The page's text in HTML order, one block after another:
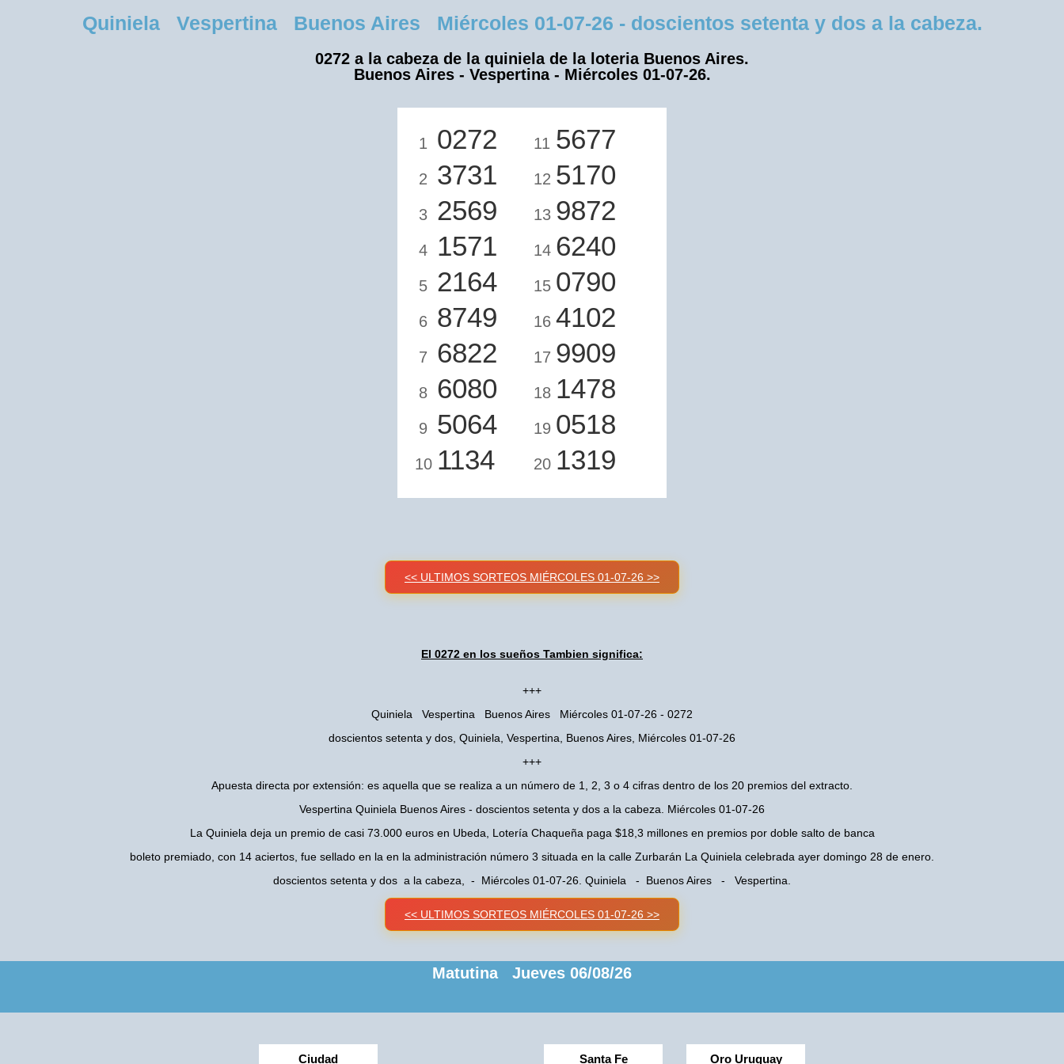
Quiniela Vespertina Buenos Aires Miércoles 01-07-26 - doscientos setenta y dos a la cabeza.
0272 a la cabeza de la quiniela de la loteria Buenos Aires.
Buenos Aires - Vespertina - Miércoles 01-07-26.
1 0272
2 3731
3 2569
4 1571
5 2164
6 8749
7 6822
8 6080
9 5064
10 1134
11 5677
12 5170
13 9872
14 6240
15 0790
16 4102
17 9909
18 1478
19 0518
20 1319
<< ULTIMOS SORTEOS MIÉRCOLES 01-07-26 >>
El 0272 en los sueños Tambien significa:
+++
Quiniela Vespertina Buenos Aires Miércoles 01-07-26 - 0272
doscientos setenta y dos, Quiniela, Vespertina, Buenos Aires, Miércoles 01-07-26
+++
Apuesta directa por extensión: es aquella que se realiza a un número de 1, 2, 3 o 4 cifras dentro de los 20 premios del extracto.
Vespertina Quiniela Buenos Aires - doscientos setenta y dos a la cabeza. Miércoles 01-07-26
La Quiniela deja un premio de casi 73.000 euros en Ubeda, Lotería Chaqueña paga $18,3 millones en premios por doble salto de banca
boleto premiado, con 14 aciertos, fue sellado en la en la administración número 3 situada en la calle Zurbarán La Quiniela celebrada ayer domingo 28 de enero.
doscientos setenta y dos a la cabeza, - Miércoles 01-07-26. Quiniela - Buenos Aires - Vespertina.
<< ULTIMOS SORTEOS MIÉRCOLES 01-07-26 >>
Matutina Jueves 06/08/26
Ciudad Santa Fe Oro Uruguay